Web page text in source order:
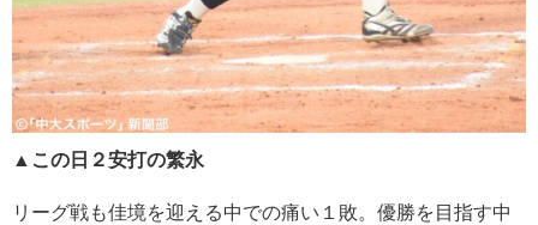
▲この日２安打の繁永
リーグ戦も佳境を迎える中での痛い１敗。優勝を目指す中